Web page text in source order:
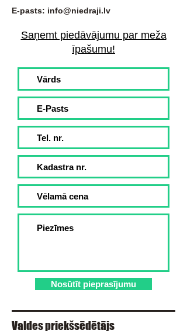
E-pasts: info@niedraji.lv
Saņemt piedāvājumu par meža
īpašumu!
Nosūtīt pieprasījumu
Valdes priekšsēdētājs